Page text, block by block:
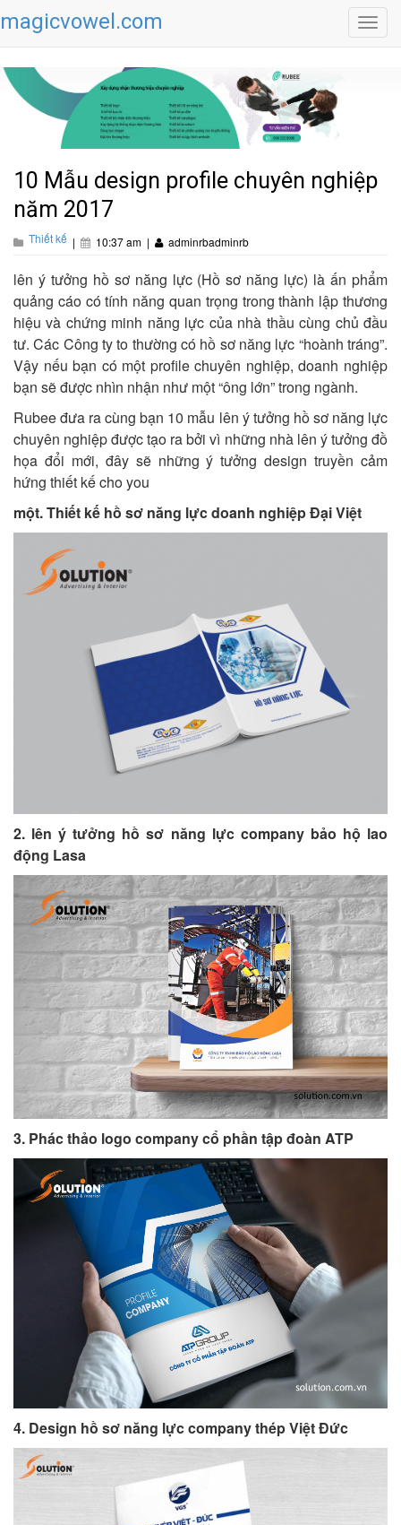
magicvowel.com
10 Mẫu design profile chuyên nghiệp
năm 2017
Thiết kế | 10:37 am | adminrbadminrb
lên ý tưởng hồ sơ năng lực (Hồ sơ năng lực) là ấn phẩm
quảng cáo có tính năng quan trọng trongthành lập thương
hiệu và chứng minh năng lực của nhà thầu cùng chủ đầu
tư. Các Công ty to thường có hồ sơ năng lực “hoành tráng”.
Vậy nếu bạn có một profile chuyên nghiệp, doanh nghiệp
bạn sẽ được nhìn nhận như một “ông lớn” trong ngành.
Rubee đưa ra cùng bạn 10 mẫu lên ý tưởng hồ sơ năng lực
chuyên nghiệp được tạo ra bởi vì những nhà lên ý tưởng đồ
họa đổi mới, đây sẽ những ý tưởng design truyền cảm
hứng thiết kế cho you
một. Thiết kế hồ sơ năng lực doanh nghiệp Đại Việt
2. lên ý tưởng hồ sơ năng lực company bảo hộ lao
động Lasa
3. Phác thảo logo company cổ phần tập đoàn ATP
4. Design hồ sơ năng lực company thép Việt Đức